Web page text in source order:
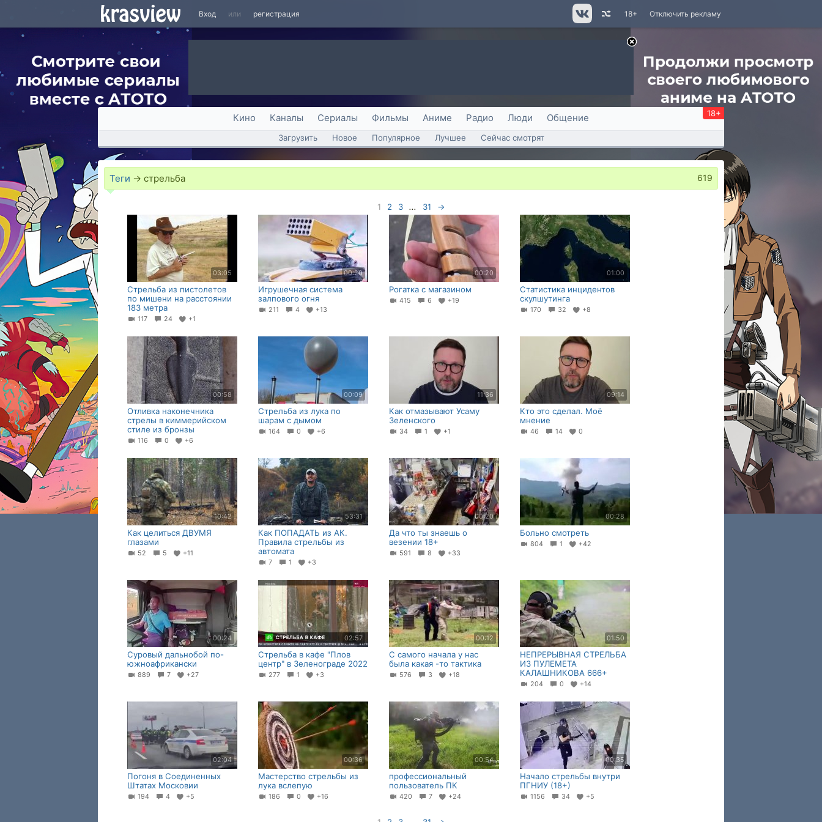
Вход или регистрация Отключить рекламу
18+
Кино Каналы Сериалы Фильмы Аниме Радио Люди Общение 18+
Загрузить Новое Популярное Лучшее Сейчас смотрят
Теги → стрельба 619
1 2 3 ... 31 →
03:05
Стрельба из пистолетов
по мишени на расстоянии
183 метра
117 24 +1
00:20
Игрушечная система
залпового огня
211 4 +13
00:20
Рогатка с магазином
415 6 +19
01:00
Статистика инцидентов
скулшутинга
170 32 +8
00:58
Отливка наконечника
стрелы в киммерийском
стиле из бронзы
116 0 +6
00:09
Стрельба из лука по
шарам с дымом
164 0 +6
11:36
Как отмазывают Усаму
Зеленского
34 1 +1
09:14
Кто это сделал. Моё
мнение
46 14 0
10:42
Как целиться ДВУМЯ
глазами
52 5 +11
53:31
Как ПОПАДАТЬ из АК.
Правила стрельбы из
автомата
7 1 +3
00:20
Да что ты знаешь о
везении 18+
591 8 +33
00:28
Больно смотреть
804 1 +42
00:24
Суровый дальнобой по-
южноафрикански
889 7 +27
02:57
Стрельба в кафе "Плов
центр" в Зеленограде 2022
277 1 +3
00:12
С самого начала у нас
была какая -то тактика
576 3 +18
01:50
НЕПРЕРЫВНАЯ СТРЕЛЬБА
ИЗ ПУЛЕМЕТА
КАЛАШНИКОВА 666+
204 0 +14
02:04
Погоня в Соединенных
Штатах Московии
194 4 +5
00:36
Мастерство стрельбы из
лука вслепую
186 0 +16
00:54
профессиональный
пользователь ПК
420 7 +24
00:35
Начало стрельбы внутри
ПГНИУ (18+)
1156 34 +5